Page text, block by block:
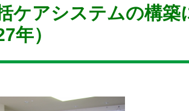
ケアシステムの構築
年）